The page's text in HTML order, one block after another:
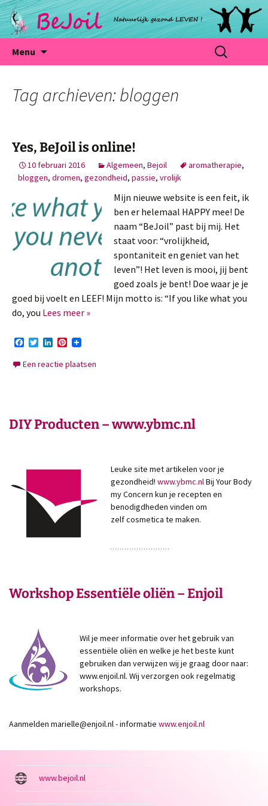
Bejoil
Natuurlijk gezond LEVEN!
Menu
inhoud
Zoeken
naar:
Tag archieven: bloggen
Yes, BeJoil is online!
10 februari 2016 Algemeen, Bejoil aromatherapie,
bloggen, dromen, gezondheid, passie, vrolijk
Mijn nieuwe website is een feit, ik
ben er helemaal HAPPY mee! De
naam “BeJoil” past bij mij. Het
staat voor: “vrolijkheid,
spontaniteit en geniet van het
leven”! Het leven is mooi, jij bent
goed zoals je bent! Doe waar je je
goed bij voelt en LEEF! Mijn motto is: “If you like what you
do, you Lees meer »
Facebook
TwitterLinkedInPinterest
Een reactie plaatsen
DIY Producten – www.ybmc.nl
Leuke site met artikelen voor je
gezondheid! www.ybmc.nlBij Your Body
my Concern kun je recepten en
benodigdheden vinden om
zelf cosmetica te maken.
Workshop Essentiële oliën – Enjoil
Wil je meer informatie over het gebruik van
essentiële oliën en welke je het beste kunt
gebruiken dan verwijzen wij je graag door naar:
www.enjoil.nl. Wij verzorgen ook regelmatig
workshops.
Aanmelden marielle@enjoil.nl - informatie www.enjoil.nl
www.bejoil.nl